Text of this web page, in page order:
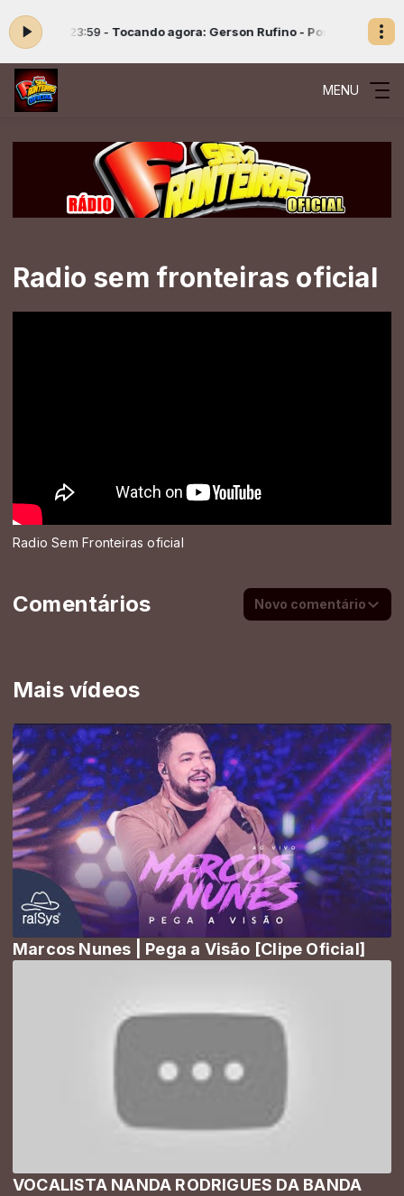
às 23:59 -Tocando agora: Gerson Rufino - Porque Ele Vive
MENU
Radio sem fronteiras oficial
Mais vídeos
Marcos Nunes | Pega a Visão [Clipe Oficial]
VOCALISTA NANDA RODRIGUES DA BANDA
Radio Sem Fronteiras oficial
Comentários Novo comentário